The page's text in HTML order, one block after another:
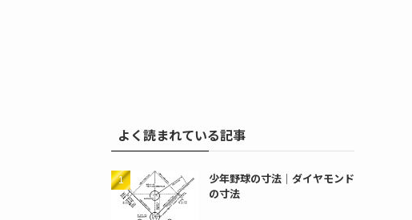
よく読まれている記事
少年野球の寸法｜ダイヤモンド
の寸法